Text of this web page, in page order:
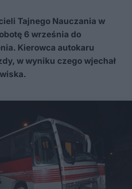
Tajnego Nauczania w
6 września do
Kierowca autokaru
w wyniku czego wjechał